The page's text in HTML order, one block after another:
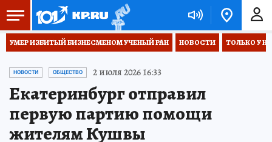
УМЕР ИЗБИТЫЙ БИЗНЕСМЕНОМ УЧЕНЫЙ РАН НОВОСТИ ТОЛЬКО У
НОВОСТИ ОБЩЕСТВО 2 июля 2026 16:33
Екатеринбург отправил
первую партию помощи
жителям Кушвы